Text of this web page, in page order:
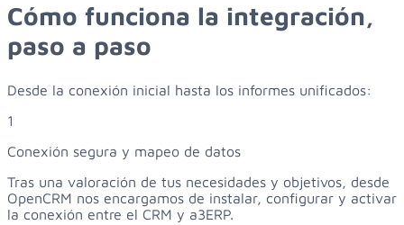
Cómo funciona la integración,
paso a paso
Desde la conexión inicial hasta los informes unificados:
1
Conexión segura y mapeo de datos
Tras una valoración de tus necesidades y objetivos, desde
OpenCRM nos encargamos de instalar, configurar y activar
la conexión entre el CRM y a3ERP.